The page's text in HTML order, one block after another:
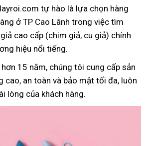
tự hào là lựa chọn hàng
ở TP Cao Lãnh trong việc tìm
cao cấp (chim giả, cu giả) chính
hiệu nổi tiếng.
15 năm, chúng tôi cung cấp sản
cao, an toàn và bảo mật tối đa, luôn
lòng của khách hàng.